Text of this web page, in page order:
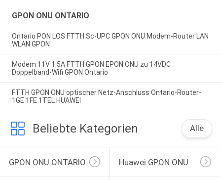
GPON ONU ONTARIO
Ontario PON LOS FTTH Sc-UPC GPON ONU Modem-Router LAN
WLAN GPON
Modem 11V 1.5A FTTH GPON EPON ONU zu 14VDC
Doppelband-Wifi GPON Ontario
FTTH GPON ONU optischer Netz-Anschluss Ontario-Router-
1GE 1FE 1TEL HUAWEI
Beliebte Kategorien Alle
GPON ONU ONTARIO Huawei GPON ONU